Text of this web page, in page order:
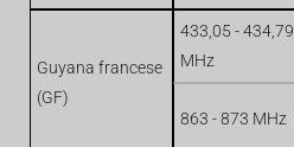
Guyana francese
(GF)
433,05 - 434,79
MHz
863 - 873 MHz